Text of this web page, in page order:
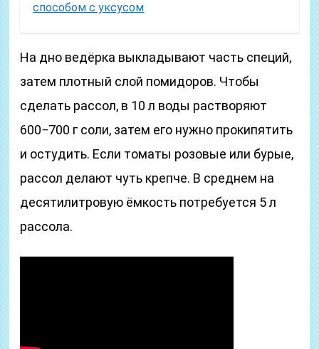
способом с уксусом
На дно ведёрка выкладывают часть специй,
затем плотный слой помидоров. Чтобы
сделать рассол, в 10 л воды растворяют
600−700 г соли, затем его нужно прокипятить
и остудить. Если томаты розовые или бурые,
рассол делают чуть крепче. В среднем на
десятилитровую ёмкость потребуется 5 л
рассола.